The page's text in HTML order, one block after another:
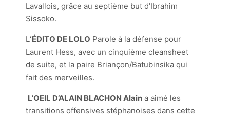
Lavallois, grâce au septième but d’Ibrahim
Sissoko.
L‘ÉDITO DE LOLO Parole à la défense pour
Laurent Hess, avec un cinquième cleansheet
de suite, et la paire Briançon/Batubinsika qui
fait des merveilles.
L’OEIL D’ALAIN BLACHON Alain a aimé les
transitions offensives stéphanoises dans cette